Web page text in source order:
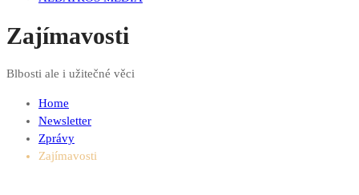
Zajímavosti
Blbosti ale i užitečné věci
Home
Newsletter
Zprávy
Zajímavosti